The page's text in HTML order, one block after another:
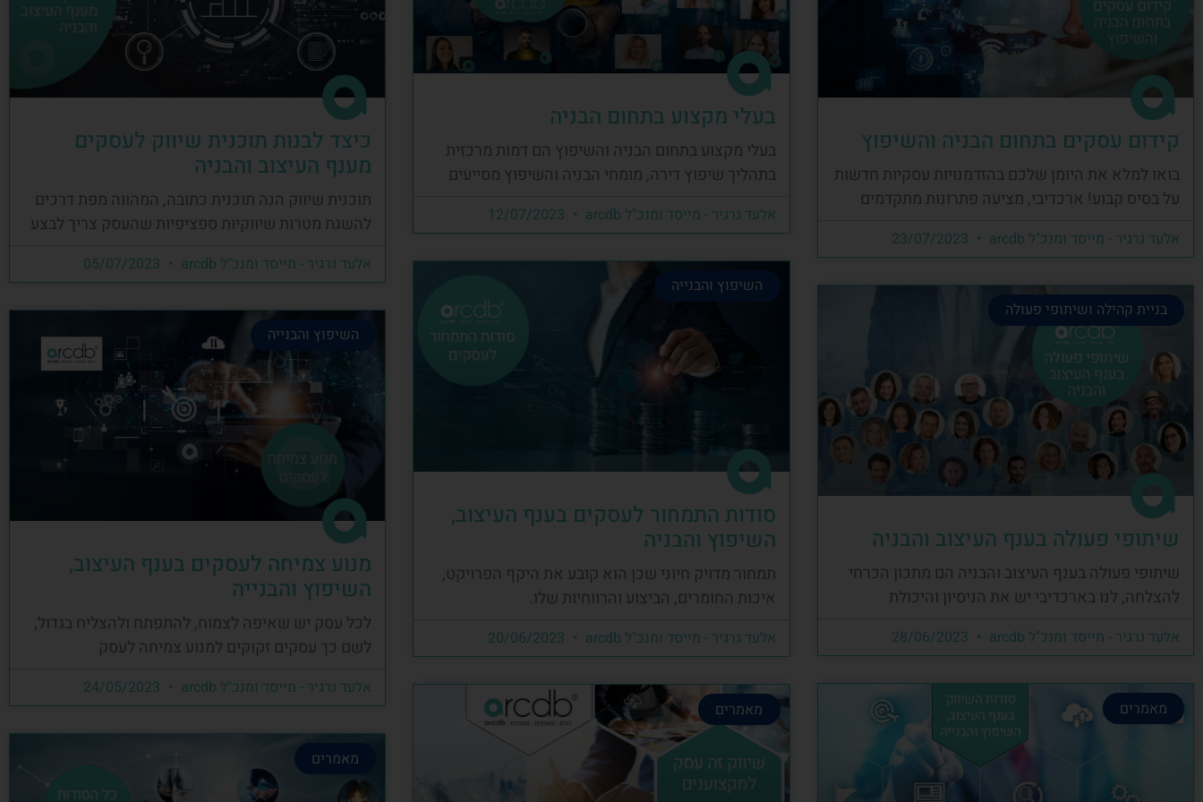
קידום עסקים בתחום הבניה והשיפוץ
בואו למלא את היומן שלכם בהזדמנויות עסקיות חדשות
על בסיס קבוע! ארכדיבי, מציעה פתרונות מתקדמים
אלעד גרגיר - מייסד ומנכ"ל arcdb
בעלי מקצוע בתחום הבניה
בעלי מקצוע בתחום הבניה והשיפוץ הם דמות מרכזית
בתהליך שיפוץ דירה, מומחי הבניה והשיפוץ מסייעים
אלעד גרגיר - מייסד ומנכ"ל arcdb
כיצד לבנות תוכנית שיווק לעסקים
מענף העיצוב והבניה
תוכנית שיווק הנה תוכנית כתובה, המהווה מפת דרכים
להשגת מטרות שיווקיות ספציפיות שהעסק צריך לבצע
אלעד גרגיר - מייסד ומנכ"ל arcdb
בניית קהילה ושיתופי פעולה
שיתופי פעולה בענף העיצוב והבניה
שיתופי פעולה בענף העיצוב והבניה הם מתכון הכרחי
להצלחה, לנו בארכדיבי יש את הניסיון והיכולת
אלעד גרגיר - מייסד ומנכ"ל arcdb
השיפוץ והבנייה
סודות התמחור לעסקים בענף העיצוב,
השיפוץ והבניה
תמחור מדויק חיוני שכן הוא קובע את היקף הפרויקט,
איכות החומרים, הביצוע והרווחיות שלו.
אלעד גרגיר - מייסד ומנכ"ל arcdb
השיפוץ והבנייה
מנוע צמיחה לעסקים בענף העיצוב,
השיפוץ והבנייה
לכל עסק יש שאיפה לצמוח, להתפתח ולהצליח בגדול,
לשם כך עסקים זקוקים למנוע צמיחה לעסק
אלעד גרגיר - מייסד ומנכ"ל arcdb
מאמרים
מאמרים
מאמרים